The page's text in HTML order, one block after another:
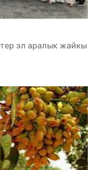
эл аралык жайкы